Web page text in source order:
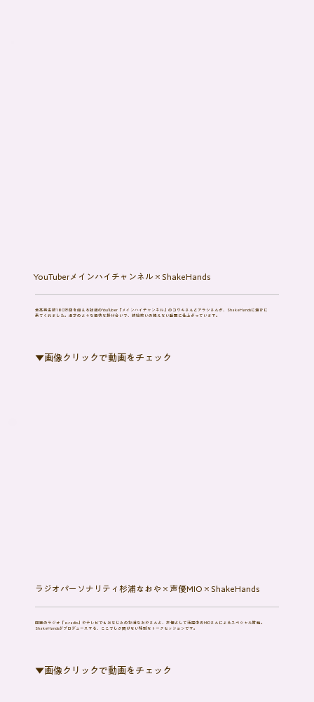
YouTuberメインハイチャンネル×ShakeHands
最高再生数180万回を超える話題のYouTuber「メインハイチャンネル」のコウキさんとアラシさんが、ShakeHandsに遊びに
来てくれました。漫才のような軽快な掛け合いで、終始笑いの絶えない動画に仕上がっています。
​▼画像クリックで動画をチェック
ラジオパーソナリティ杉浦なおや×声優MIO×ShakeHands
関西のラジオ「e-radio」やテレビでもおなじみの杉浦なおやさんと、声優として活躍中のMIOさんによるスペシャル対談。
ShakeHandsがプロデュースする、ここでしか聞けない特別なトークセッションです。
​▼画像クリックで動画をチェック